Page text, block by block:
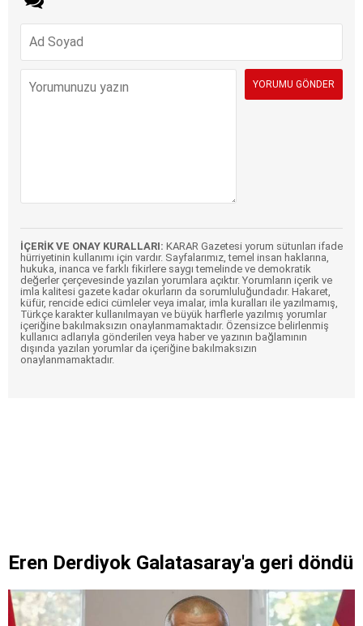
İÇERİK VE ONAY KURALLARI: KARAR Gazetesi yorum sütunları ifade
hürriyetinin kullanımı için vardır. Sayfalarımız, temel insan haklarına,
hukuka, inanca ve farklı fikirlere saygı temelinde ve demokratik
değerler çerçevesinde yazılan yorumlara açıktır. Yorumların içerik ve
imla kalitesi gazete kadar okurların da sorumluluğundadır. Hakaret,
küfür, rencide edici cümleler veya imalar, imla kuralları ile yazılmamış,
Türkçe karakter kullanılmayan ve büyük harflerle yazılmış yorumlar
içeriğine bakılmaksızın onaylanmamaktadır. Özensizce belirlenmiş
kullanıcı adlarıyla gönderilen veya haber ve yazının bağlamının
dışında yazılan yorumlar da içeriğine bakılmaksızın
onaylanmamaktadır.
Eren Derdiyok Galatasaray'a geri döndü